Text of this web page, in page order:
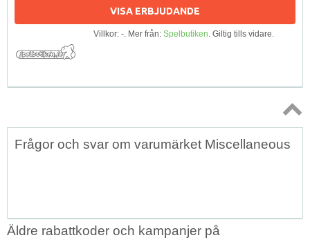
VISA ERBJUDANDE
Villkor: -. Mer från: Spelbutiken. Giltig tills vidare.
Topp
Frågor och svar om varumärket Miscellaneous
Äldre rabattkoder och kampanjer på